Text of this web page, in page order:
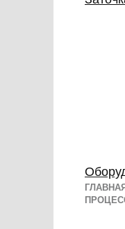
ГЛАВНАЯ